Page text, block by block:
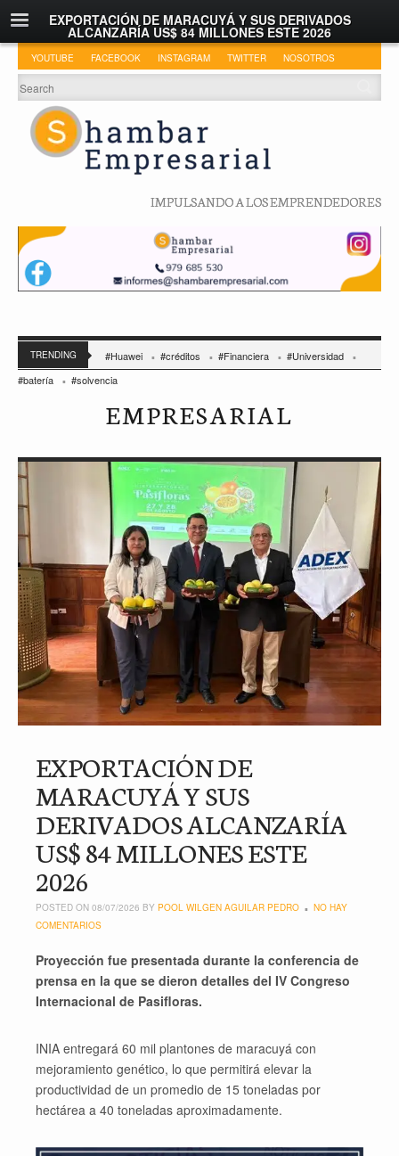
EXPORTACIÓN DE MARACUYÁ Y SUS DERIVADOS
ALCANZARÍA US$ 84 MILLONES ESTE 2026
YOUTUBE FACEBOOK INSTAGRAM TWITTER NOSOTROS
IMPULSANDO A LOS EMPRENDEDORES
TRENDING #Huawei #créditos #Financiera
#Universidad
#batería
#solvencia
EMPRESARIAL
EXPORTACIÓN DE
MARACUYÁ Y SUS
DERIVADOS ALCANZARÍA
US$ 84 MILLONES ESTE
2026
POSTED ON 08/07/2026 BY POOL WILGEN AGUILAR PEDRO
NO HAY
COMENTARIOS
Proyección fue presentada durante la conferencia de
prensa en la que se dieron detalles del IV Congreso
Internacional de Pasifloras.
INIA entregará 60 mil plantones de maracuyá con
mejoramiento genético, lo que permitirá elevar la
productividad de un promedio de 15 toneladas por
hectárea a 40 toneladas aproximadamente.